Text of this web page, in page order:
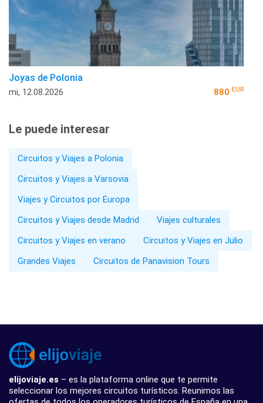
Joyas de Polonia
mi, 12.08.2026 880 EUR
Le puede interesar
Circuitos y Viajes a Polonia
Circuitos y Viajes a Varsovia
Viajes y Circuitos por Europa
Circuitos y Viajes desde Madrid
Viajes culturales
Circuitos y Viajes en verano
Circuitos y Viajes en Julio
Grandes Viajes
Circuitos de Panavision Tours
elijoviaje.es – es la plataforma online que te permite
seleccionar los mejores circuitos turísticos. Reunimos las